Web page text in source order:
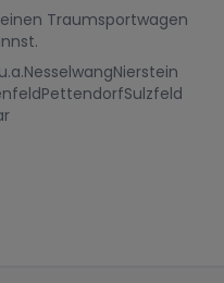
Traumsportwagen
NesselwangNierstein
PettendorfSulzfeld